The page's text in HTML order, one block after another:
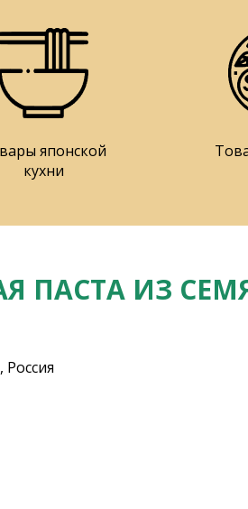
японской
кухни
ПАСТА ИЗ